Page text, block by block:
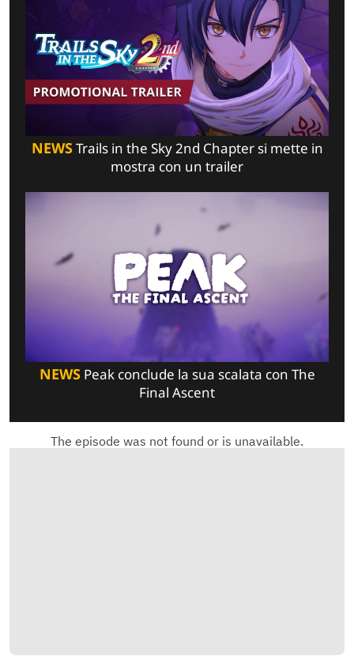
NEWSTrails in the Sky 2nd Chapter si mette in
mostra con un trailer
NEWSPeak conclude la sua scalata con The
Final Ascent